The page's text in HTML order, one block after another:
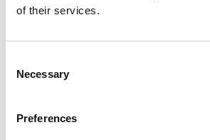
of their services.
Selection
Necessary
Preferences
POLIGLASS MONO PRIMER